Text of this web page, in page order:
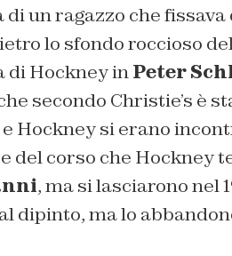
di un ragazzo che
lo sfondo roccioso
di Hockney inPeter
secondo Christie’s è
Hockney si erano
del corso che Hockney
, ma si lasciarono nel
dipinto, ma lo